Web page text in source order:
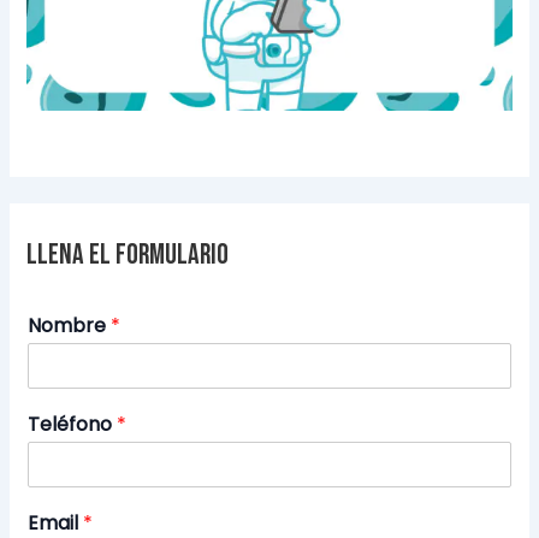
Llena el formulario
Nombre *
Teléfono *
Email *